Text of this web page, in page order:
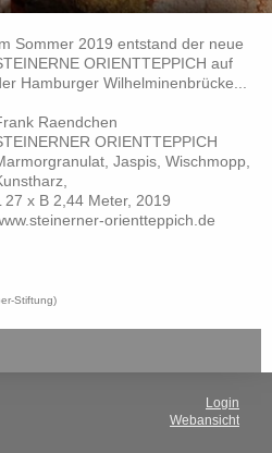
Sommer 2019 entstand der neue
ORIENTTEPPICH auf
Hamburger Wilhelminenbrücke...
Raendchen
ORIENTTEPPICH
Jaspis, Wischmopp,
27 x B 2,44 Meter, 2019
orientteppich.de
Stiftung)
Login
Webansicht